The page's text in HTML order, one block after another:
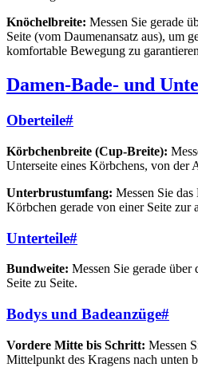
Knöchelbreite: Messen Sie gerade
Seite (vom Daumenansatz aus), um
komfortable Bewegung zu
Damen-Bade- und
Oberteile#
Körbchenbreite (Cup-Breite):
Unterseite eines Körbchens, von der
Unterbrustumfang: Messen Sie
Körbchen gerade von einer Seite zur
Unterteile#
Bundweite: Messen Sie gerade über
Seite zu Seite.
Bodys und Badeanzüge#
Vordere Mitte bis Schritt: Messen
Mittelpunkt des Kragens nach unten